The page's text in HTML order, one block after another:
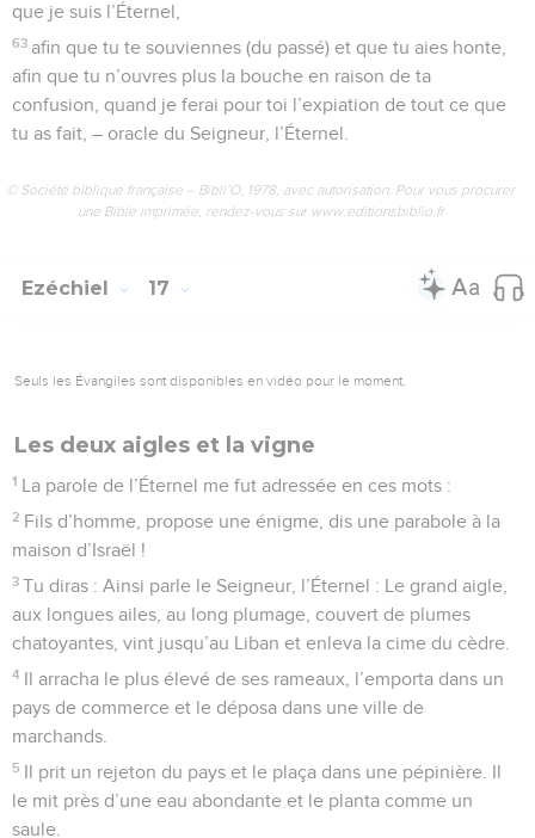
que je suis l’Éternel,
63 afin que tu te souviennes (du passé) et que tu aies honte,
afin que tu n’ouvres plus la bouche en raison de ta
confusion, quand je ferai pour toi l’expiation de tout ce que
tu as fait, – oracle du Seigneur, l’Éternel.
© Société biblique française – Bibli’O, 1978, avec autorisation. Pour vous procurer
une Bible imprimée, rendez-vous sur www.editionsbiblio.fr
Ezéchiel 17
Seuls les Évangiles sont disponibles en vidéo pour le moment.
Les deux aigles et la vigne
1 La parole de l’Éternel me fut adressée en ces mots :
2 Fils d’homme, propose une énigme, dis une parabole à la
maison d’Israël !
3 Tu diras : Ainsi parle le Seigneur, l’Éternel : Le grand aigle,
aux longues ailes, au long plumage, couvert de plumes
chatoyantes, vint jusqu’au Liban et enleva la cime du cèdre.
4 Il arracha le plus élevé de ses rameaux, l’emporta dans un
pays de commerce et le déposa dans une ville de
marchands.
5 Il prit un rejeton du pays et le plaça dans une pépinière. Il
le mit près d’une eau abondante et le planta comme un
saule.